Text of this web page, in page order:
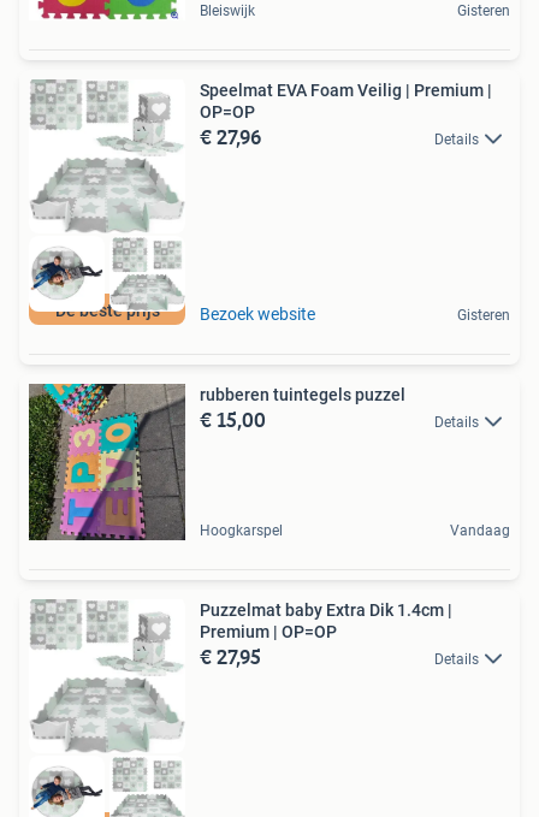
Bleiswijk Gisteren
De beste prijs
Speelmat EVA Foam Veilig | Premium |
OP=OP
€ 27,96 Details
Bezoek website Gisteren
rubberen tuintegels puzzel
€ 15,00 Details
Hoogkarspel Vandaag
Puzzelmat baby Extra Dik 1.4cm |
Premium | OP=OP
€ 27,95 Details